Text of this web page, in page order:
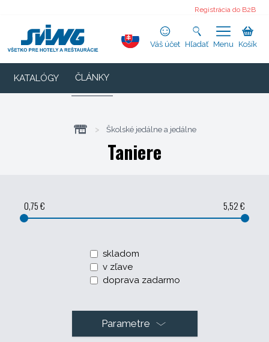
Registrácia do B2B
Váš účet Hľadať Menu Košík
KATALÓGY ČLÁNKY
> Školské jedálne a jedálne
Taniere
0,75 € 5,52 €
skladom
v zľave
doprava zadarmo
Parametre